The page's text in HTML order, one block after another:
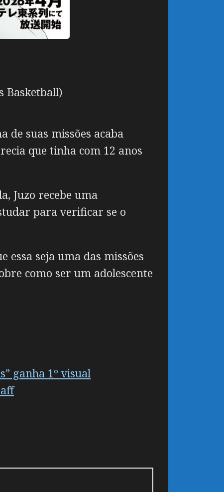
Basketball)
de suas missões acaba
que tinha com 12 anos
Juzo recebe uma
para verificar se o
essa seja uma das missões
como ser um adolescente
ganha 1º visual